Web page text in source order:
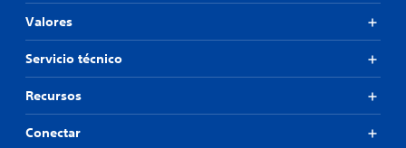
Valores
Servicio técnico
Recursos
Conectar